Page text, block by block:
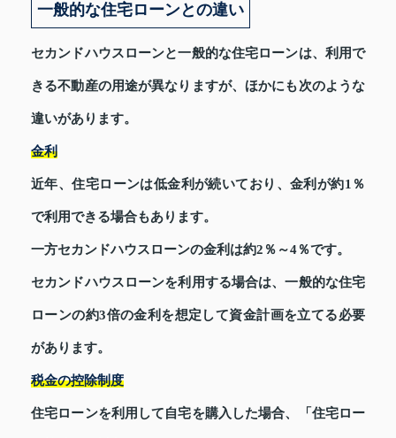
一般的な住宅ローンとの違い
セカンドハウスローンと一般的な住宅ローンは、利用で
きる不動産の用途が異なりますが、ほかにも次のような
違いがあります。
金利
近年、住宅ローンは低金利が続いており、金利が約1％
で利用できる場合もあります。
一方セカンドハウスローンの金利は約2％～4％です。
セカンドハウスローンを利用する場合は、一般的な住宅
ローンの約3倍の金利を想定して資金計画を立てる必要
があります。
税金の控除制度
住宅ローンを利用して自宅を購入した場合、「住宅ロー